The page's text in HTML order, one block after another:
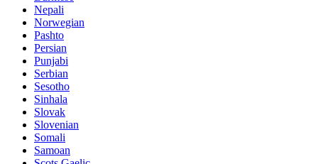
Nepali
Norwegian
Pashto
Persian
Punjabi
Serbian
Sesotho
Sinhala
Slovak
Slovenian
Somali
Samoan